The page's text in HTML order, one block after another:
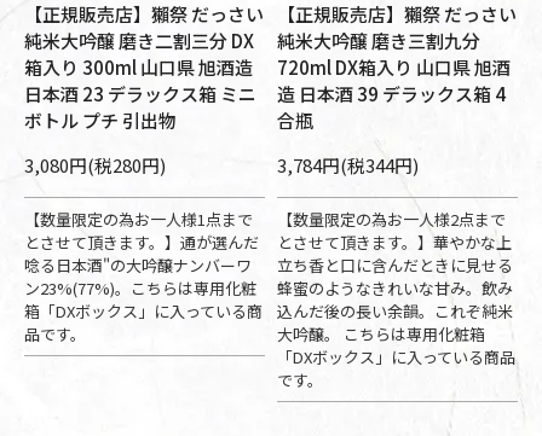
【正規販売店】獺祭 だっさい
純米大吟醸 磨き二割三分 DX
箱入り 300ml 山口県 旭酒造
日本酒 23 デラックス箱 ミニ
ボトル プチ 引出物
3,080円(税280円)
【数量限定の為お一人様1点まで
とさせて頂きます。】通が選んだ
唸る日本酒"の大吟醸ナンバーワ
ン23%(77%)。こちらは専用化粧
箱「DXボックス」に入っている商
品です。
【正規販売店】獺祭 だっさい
純米大吟醸 磨き三割九分
720ml DX箱入り 山口県 旭酒
造 日本酒 39 デラックス箱 4
合瓶
3,784円(税344円)
【数量限定の為お一人様2点まで
とさせて頂きます。】華やかな上
立ち香と口に含んだときに見せる
蜂蜜のようなきれいな甘み。飲み
込んだ後の長い余韻。これぞ純米
大吟醸。 こちらは専用化粧箱
「DXボックス」に入っている商品
です。